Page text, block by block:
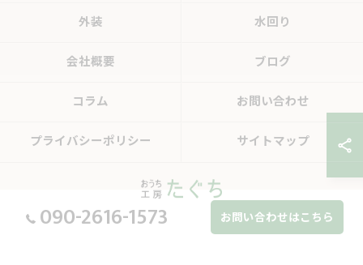
090-2616-1573 お問い合わせはこちら
外装 水回り
会社概要 ブログ
コラム お問い合わせ
プライバシーポリシー サイトマップ
© 2026 岐阜県中津川のリフォームならおうち工房たぐち ALL RIGHTS RESERVED.